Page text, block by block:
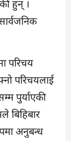
हुन् ।
परिचय
परिचयलाई
पुर्याएकी
बिहिबार
अनुबन्ध